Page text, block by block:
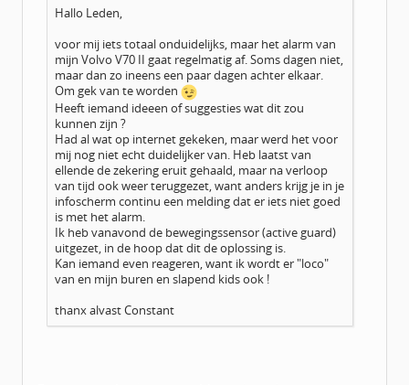
Hallo Leden,
voor mij iets totaal onduidelijks, maar het alarm van
mijn Volvo V70 II gaat regelmatig af. Soms dagen niet,
maar dan zo ineens een paar dagen achter elkaar.
Om gek van te worden
Heeft iemand ideeen of suggesties wat dit zou
kunnen zijn ?
Had al wat op internet gekeken, maar werd het voor
mij nog niet echt duidelijker van. Heb laatst van
ellende de zekering eruit gehaald, maar na verloop
van tijd ook weer teruggezet, want anders krijg je in je
infoscherm continu een melding dat er iets niet goed
is met het alarm.
Ik heb vanavond de bewegingssensor (active guard)
uitgezet, in de hoop dat dit de oplossing is.
Kan iemand even reageren, want ik wordt er "loco"
van en mijn buren en slapend kids ook !
thanx alvast Constant